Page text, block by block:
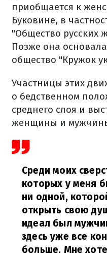
приобщается к
Буковине, в
"Общество русских
Позже она
общество "Кружок
Участницы этих
о бедственном
среднего слоя и
женщины и
Среди моих
которых у меня
ни одной,
открыть свою
идеал был
здесь уже все
больше. Мне